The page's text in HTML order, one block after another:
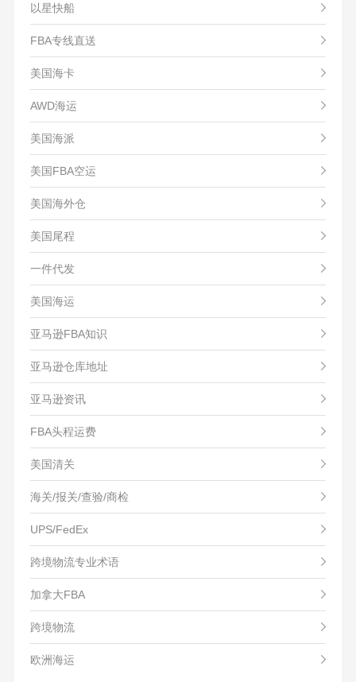
以星快船
FBA专线直送
美国海卡
AWD海运
美国海派
美国FBA空运
美国海外仓
美国尾程
一件代发
美国海运
亚马逊FBA知识
亚马逊仓库地址
亚马逊资讯
FBA头程运费
美国清关
海关/报关/查验/商检
UPS/FedEx
跨境物流专业术语
加拿大FBA
跨境物流
欧洲海运